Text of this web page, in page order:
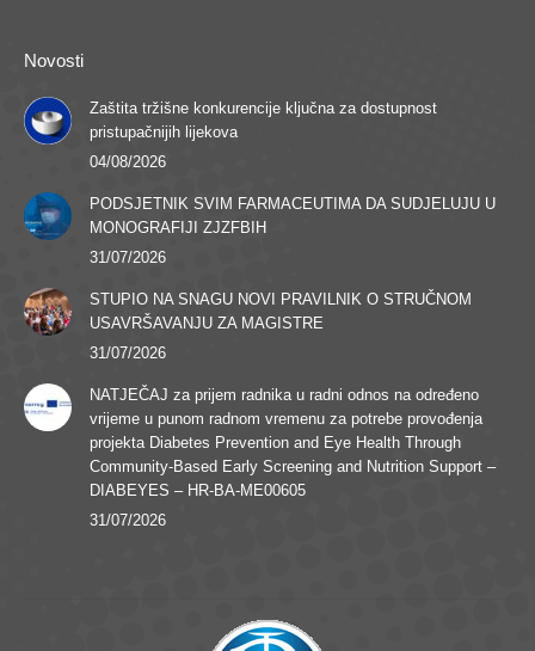
Novosti
Zaštita tržišne konkurencije ključna za dostupnost
pristupačnijih lijekova
04/08/2026
PODSJETNIK SVIM FARMACEUTIMA DA SUDJELUJU U
MONOGRAFIJI ZJZFBIH
31/07/2026
STUPIO NA SNAGU NOVI PRAVILNIK O STRUČNOM
USAVRŠAVANJU ZA MAGISTRE
31/07/2026
NATJEČAJ za prijem radnika u radni odnos na određeno
vrijeme u punom radnom vremenu za potrebe provođenja
projekta Diabetes Prevention and Eye Health Through
Community-Based Early Screening and Nutrition Support –
DIABEYES – HR-BA-ME00605
31/07/2026